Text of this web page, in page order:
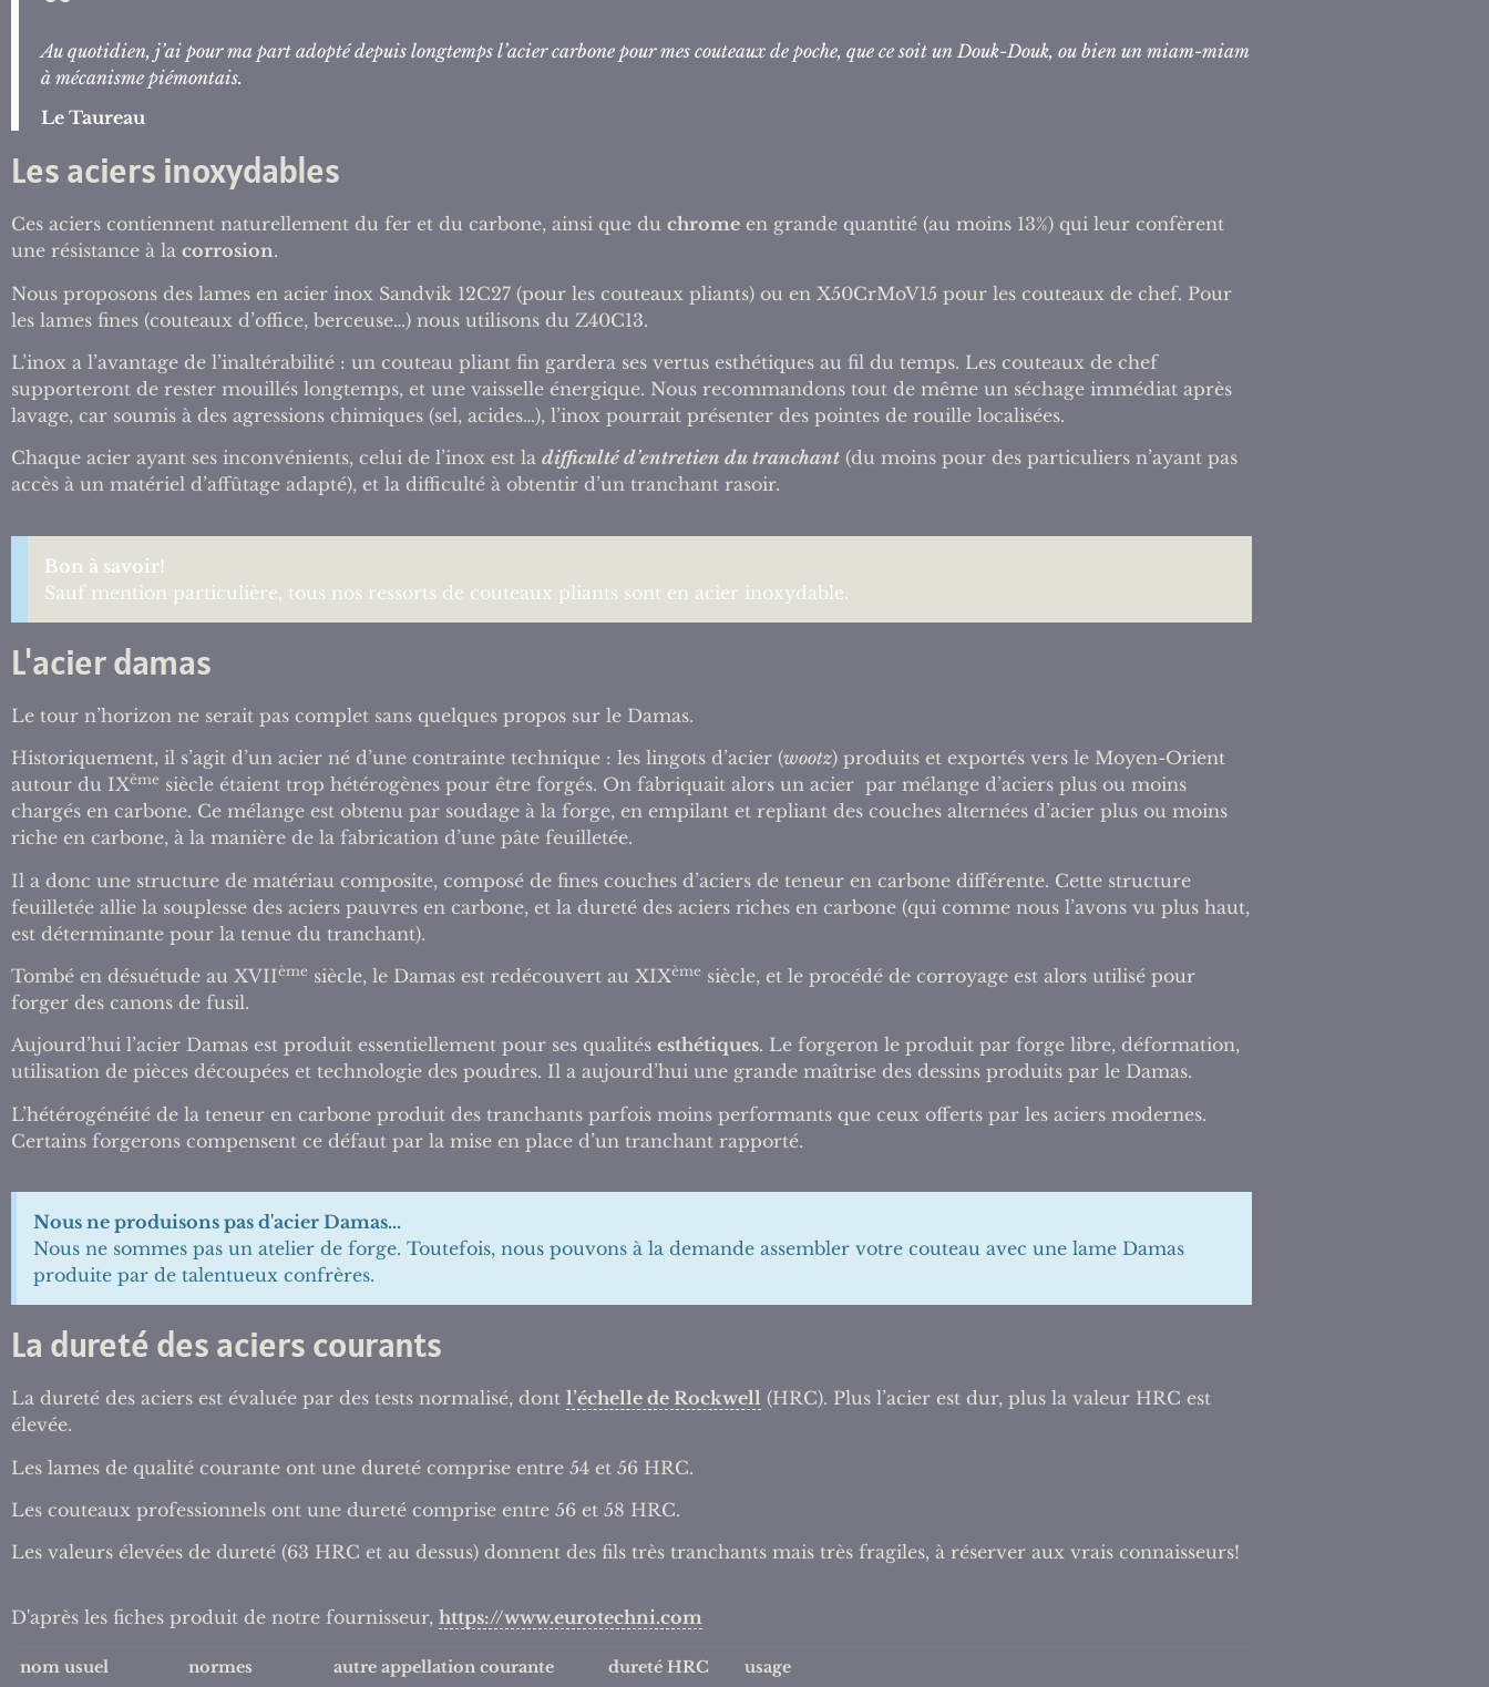
Au quotidien, j’ai pour ma part adopté depuis longtemps l’acier carbone pour mes couteaux de poche, que ce soit un Douk-Douk, ou bien un miam-miam
à mécanisme piémontais.
Le Taureau
Les aciers inoxydables
Ces aciers contiennent naturellement du fer et du carbone, ainsi que du chrome en grande quantité (au moins 13%) qui leur confèrent
une résistance à la corrosion.
Nous proposons des lames en acier inox Sandvik 12C27 (pour les couteaux pliants) ou en X50CrMoV15 pour les couteaux de chef. Pour
les lames fines (couteaux d’office, berceuse…) nous utilisons du Z40C13.
L’inox a l’avantage de l’inaltérabilité : un couteau pliant fin gardera ses vertus esthétiques au fil du temps. Les couteaux de chef
supporteront de rester mouillés longtemps, et une vaisselle énergique. Nous recommandons tout de même un séchage immédiat après
lavage, car soumis à des agressions chimiques (sel, acides…), l’inox pourrait présenter des pointes de rouille localisées.
Chaque acier ayant ses inconvénients, celui de l’inox est la difficulté d’entretien du tranchant (du moins pour des particuliers n’ayant pas
accès à un matériel d’affûtage adapté), et la difficulté à obtentir d’un tranchant rasoir.
Bon à savoir!
Sauf mention particulière, tous nos ressorts de couteaux pliants sont en acier inoxydable.
L'acier damas
Le tour n’horizon ne serait pas complet sans quelques propos sur le Damas.
Historiquement, il s’agit d’un acier né d’une contrainte technique : les lingots d’acier (wootz) produits et exportés vers le Moyen-Orient
autour du IXème siècle étaient trop hétérogènes pour être forgés. On fabriquait alors un acier par mélange d’aciers plus ou moins
chargés en carbone. Ce mélange est obtenu par soudage à la forge, en empilant et repliant des couches alternées d’acier plus ou moins
riche en carbone, à la manière de la fabrication d’une pâte feuilletée.
Il a donc une structure de matériau composite, composé de fines couches d’aciers de teneur en carbone différente. Cette structure
feuilletée allie la souplesse des aciers pauvres en carbone, et la dureté des aciers riches en carbone (qui comme nous l’avons vu plus haut,
est déterminante pour la tenue du tranchant).
Tombé en désuétude au XVIIème siècle, le Damas est redécouvert au XIXème siècle, et le procédé de corroyage est alors utilisé pour
forger des canons de fusil.
Aujourd’hui l’acier Damas est produit essentiellement pour ses qualités esthétiques. Le forgeron le produit par forge libre, déformation,
utilisation de pièces découpées et technologie des poudres. Il a aujourd’hui une grande maîtrise des dessins produits par le Damas.
L’hétérogénéité de la teneur en carbone produit des tranchants parfois moins performants que ceux offerts par les aciers modernes.
Certains forgerons compensent ce défaut par la mise en place d’un tranchant rapporté.
Nous ne produisons pas d'acier Damas...
Nous ne sommes pas un atelier de forge. Toutefois, nous pouvons à la demande assembler votre couteau avec une lame Damas
produite par de talentueux confrères.
La dureté des aciers courants
La dureté des aciers est évaluée par des tests normalisé, dont l’échelle de Rockwell (HRC). Plus l’acier est dur, plus la valeur HRC est
élevée.
Les lames de qualité courante ont une dureté comprise entre 54 et 56 HRC.
Les couteaux professionnels ont une dureté comprise entre 56 et 58 HRC.
Les valeurs élevées de dureté (63 HRC et au dessus) donnent des fils très tranchants mais très fragiles, à réserver aux vrais connaisseurs!
D'après les fiches produit de notre fournisseur, https://www.eurotechni.com
nom usuel normes autre appellation courante dureté HRC
usage